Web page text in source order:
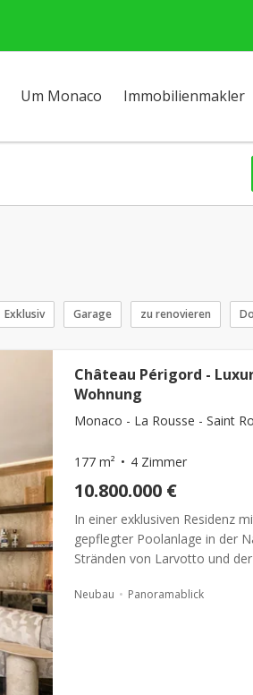
Um Monaco Immobilienmakler
Exklusiv Garage zu renovieren
Château Périgord -
Wohnung
Monaco - La Rousse - Saint
177 m² 4 Zimmer
10.800.000 €
In einer exklusiven Residenz
gepflegter Poolanlage in der
Stränden von Larvotto und
entfalt...
Neubau Panoramablick